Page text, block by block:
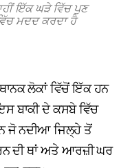
ਇੱਕ ਘੜੇ ਵਿੱਚ ਪੁਣ
ਮਦਦ ਕਰਦਾ ਹੈ
ਲੋਕਾਂ ਵਿੱਚੋਂ ਇੱਕ ਹਨ
ਬਾਕੀ ਦੇ ਕਸਬੇ ਵਿੱਚ
ਜੋ ਨਦੀਆ ਜਿਲ੍ਹੇ ਤੋਂ
ਦੀ ਥਾਂ ਅਤੇ ਆਰਜ਼ੀ ਘਰ